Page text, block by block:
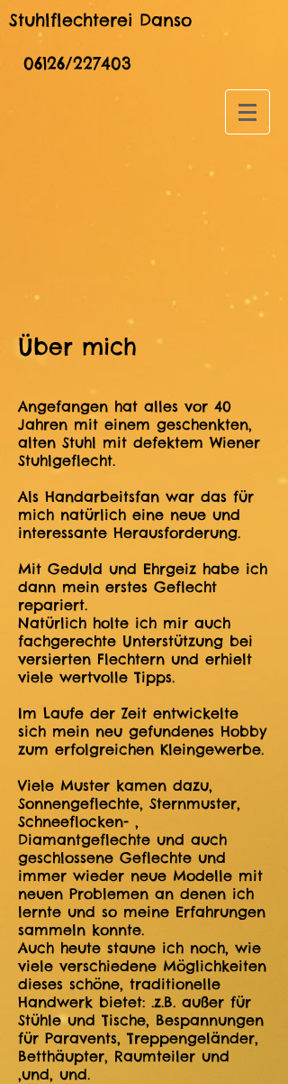
Stuhlflechterei Danso
06126/227403
Über mich
Angefangen hat alles vor 40
Jahren mit einem geschenkten,
alten Stuhl mit defektem Wiener
Stuhlgeflecht.
Als Handarbeitsfan war das für
mich natürlich eine neue und
interessante Herausforderung.
Mit Geduld und Ehrgeiz habe ich
dann mein erstes Geflecht
repariert.
Natürlich holte ich mir auch
fachgerechte Unterstützung bei
versierten Flechtern und erhielt
viele wertvolle Tipps.
Im Laufe der Zeit entwickelte
sich mein neu gefundenes Hobby
zum erfolgreichen Kleingewerbe.
Viele Muster kamen dazu,
Sonnengeflechte, Sternmuster,
Schneeflocken- ,
Diamantgeflechte und auch
geschlossene Geflechte und
immer wieder neue Modelle mit
neuen Problemen an denen ich
lernte und so meine Erfahrungen
sammeln konnte.
Auch heute staune ich noch, wie
viele verschiedene Möglichkeiten
dieses schöne, traditionelle
Handwerk bietet: .z.B. außer für
Stühle und Tische, Bespannungen
für Paravents, Treppengeländer,
Betthäupter, Raumteiler und
,und, und.